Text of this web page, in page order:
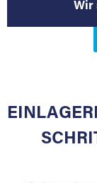
Wir
Sie bieten
für die